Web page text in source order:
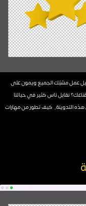
عمل مشبّك الجميع ويمون على
نقابل ناس كثير في حياتنا
اليومية، هل تساءلت بيوم؛ ليش البعض يترك انطباع لا يُنسى؟ في هذه التدوينة٫ كيف تطور من مهارات